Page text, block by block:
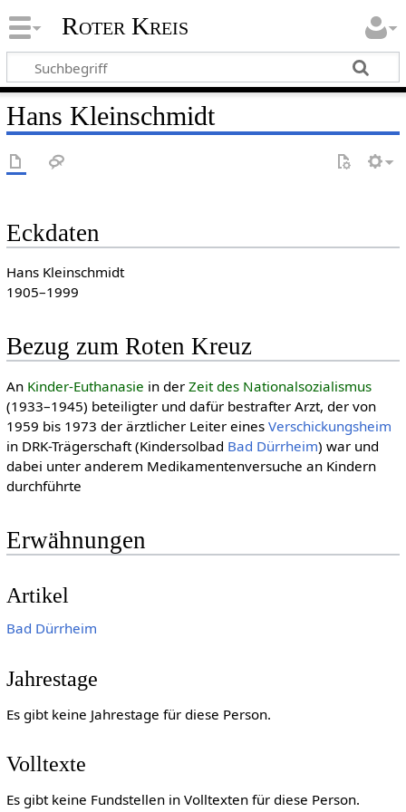
Roter Kreis
Hans Kleinschmidt
Eckdaten
Hans Kleinschmidt
1905–1999
Bezug zum Roten Kreuz
An Kinder-Euthanasie in der Zeit des National­sozia­lis­mus
(1933–1945) beteiligter und dafür bestrafter Arzt, der von
1959 bis 1973 der ärztlicher Leiter eines Verschickungsheim
in DRK-Trägerschaft (Kindersolbad Bad Dürrheim) war und
dabei unter anderem Medikamentenversuche an Kindern
durchführte
Erwähnungen
Artikel
Bad Dürrheim
Jahrestage
Es gibt keine Jahrestage für diese Person.
Volltexte
Es gibt keine Fundstellen in Volltexten für diese Person.